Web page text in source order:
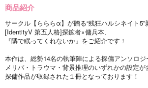
商品紹介
サークル【らららα】が贈る“残狂ハルシネイト5”
[IdentityV 第五人格]探鉱者×傭兵本、
『隣で眠ってくれないか』をご紹介です！
本作は、総勢14名の執筆陣による探傭アンソロ
メリバ・トラウマ・背景推理のいずれかの設定が
探傭作品が収録された１冊となっております！